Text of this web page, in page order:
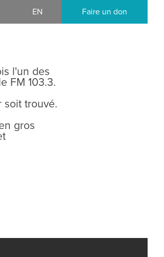
EN Faire un don
l'un des
FM 103.3.
soit trouvé.
gros